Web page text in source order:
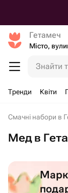
Гетамеч
Місто,
Знайти
Тренди Квіти
Смачні набори в
Мед в